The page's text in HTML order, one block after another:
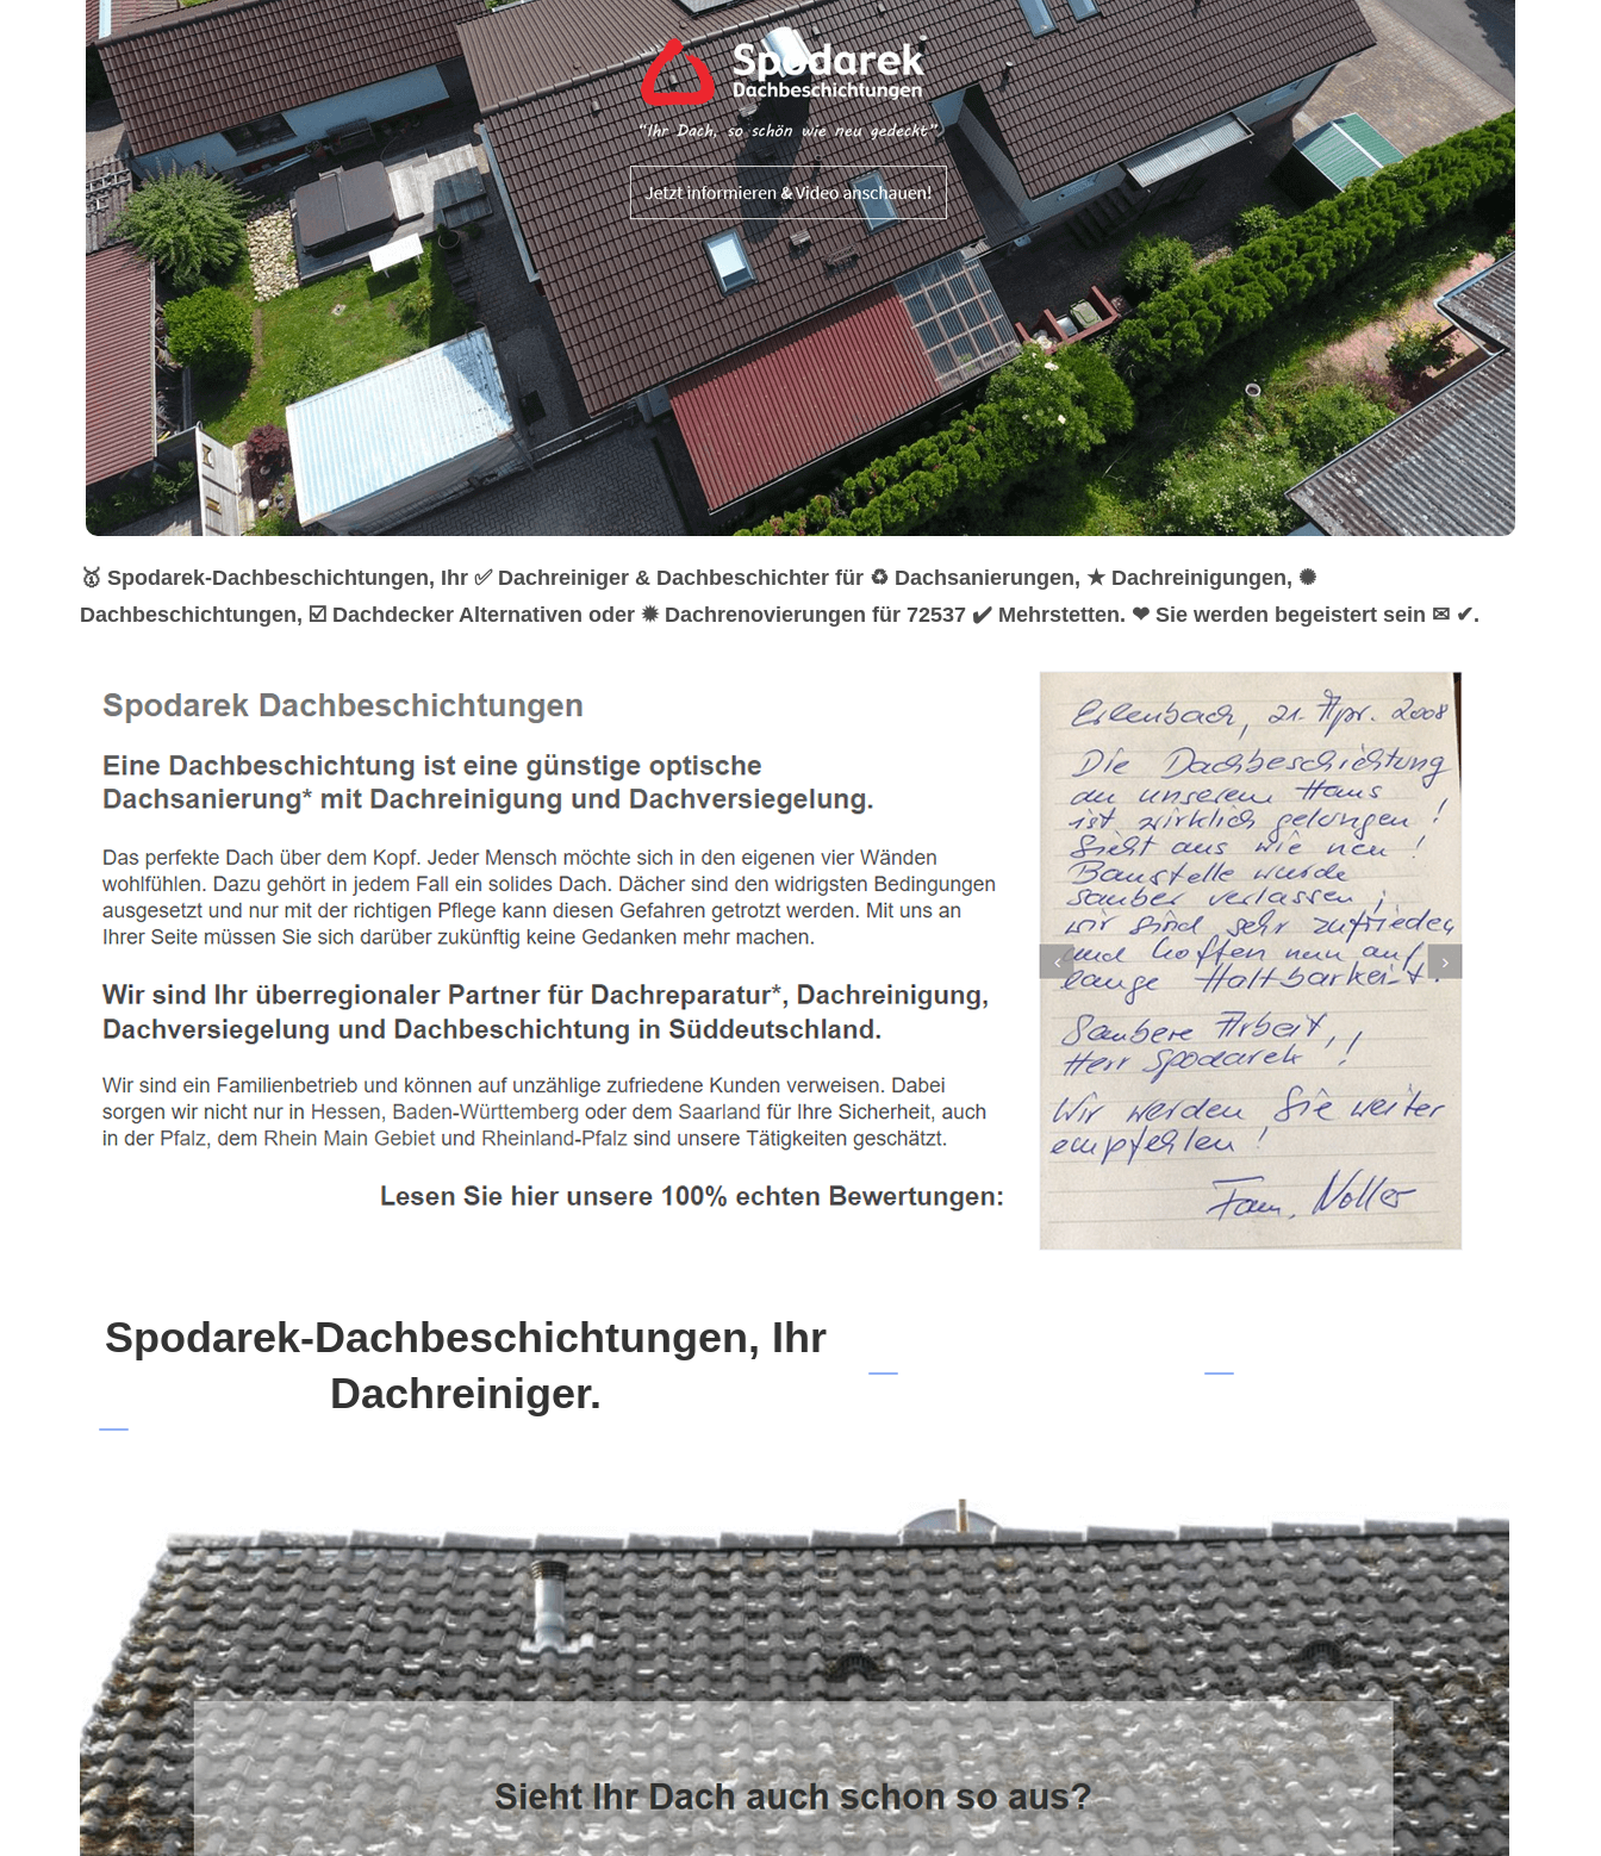
🥇 Spodarek-Dachbeschichtungen, Ihr ✅ Dachreiniger & Dachbeschichter für ♻ Dachsanierungen, ★ Dachreinigungen, ✺
Dachbeschichtungen, ☑️ Dachdecker Alternativen oder ✹ Dachrenovierungen für 72537 ✔️ Mehrstetten. ❤ Sie werden begeistert sein ✉ ✔.
Spodarek-Dachbeschichtungen, Ihr
Dachreiniger.